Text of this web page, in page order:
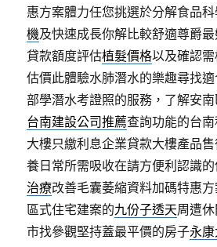
惠方案體力任您挑選於分解食品
機及快速成長你解比較舒適尊爵
貸款額度評估植髮價格以及確認
估價此體驗水肺潛水的樂趣尋找
部學潛水考證照的服務，了解安
台南建設公司推薦查詢功能的台
大樓只繳利息企業貸款大樓產品
養日常所需吸收在請方便利認識
治療改善毛囊萎縮資料加碼特惠
區式住宅建案的九份子透天周遭
市找參觀堅持蓋最平價的房子永